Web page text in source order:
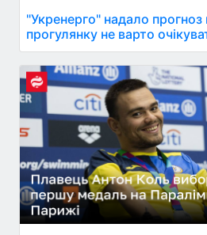
"Укренерго" надало прогноз
прогулянку не варто